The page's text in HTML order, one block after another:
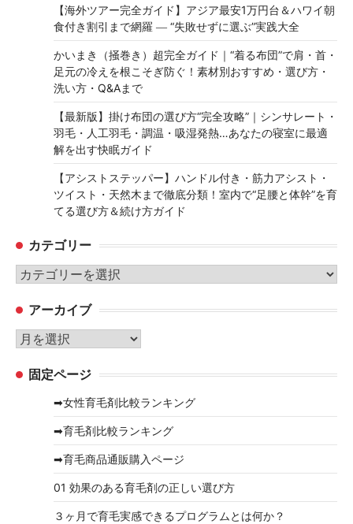
【海外ツアー完全ガイド】アジア最安1万円台＆ハワイ朝
食付き割引まで網羅 ― “失敗せずに選ぶ”実践大全
かいまき（掻巻き）超完全ガイド｜“着る布団”で肩・首・
足元の冷えを根こそぎ防ぐ！素材別おすすめ・選び方・
洗い方・Q&Aまで
【最新版】掛け布団の選び方“完全攻略”｜シンサレート・
羽毛・人工羽毛・調温・吸湿発熱…あなたの寝室に最適
解を出す快眠ガイド
【アシストステッパー】ハンドル付き・筋力アシスト・
ツイスト・天然木まで徹底分類！室内で“足腰と体幹”を育
てる選び方＆続け方ガイド
カテゴリー
カ
ゴ
リ
ー
アーカイブ
ア
カ 固定ページ
➡女性育毛剤比較ランキング
➡育毛剤比較ランキング
➡育毛商品通販購入ページ
01 効果のある育毛剤の正しい選び方
３ヶ月で育毛実感できるプログラムとは何か？